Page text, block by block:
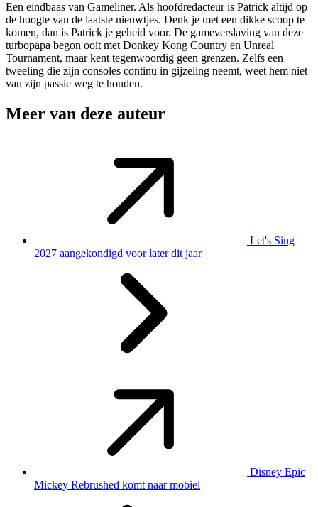
Een eindbaas van Gameliner. Als hoofdredacteur is Patrick altijd op
de hoogte van de laatste nieuwtjes. Denk je met een dikke scoop te
komen, dan is Patrick je geheid voor. De gameverslaving van deze
turbopapa begon ooit met Donkey Kong Country en Unreal
Tournament, maar kent tegenwoordig geen grenzen. Zelfs een
tweeling die zijn consoles continu in gijzeling neemt, weet hem niet
van zijn passie weg te houden.
Meer van deze auteur
Let's Sing
2027 aangekondigd voor later dit jaar
Disney Epic
Mickey Rebrushed komt naar mobiel